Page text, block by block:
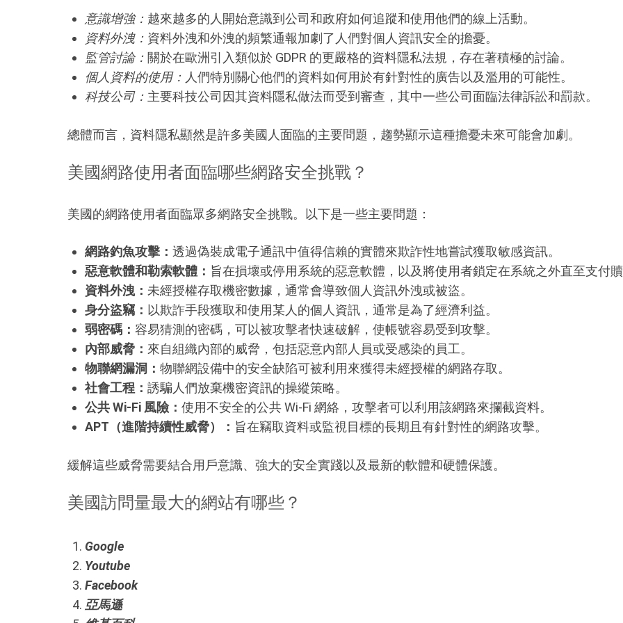
意識增強： 越來越多的人開始意識到公司和政府如何追蹤和使用他們的線上活動。
資料外洩： 資料外洩和外洩的頻繁通報加劇了人們對個人資訊安全的擔憂。
監管討論： 關於在歐洲引入類似於 GDPR 的更嚴格的資料隱私法規，存在著積極的討論。
個人資料的使用： 人們特別關心他們的資料如何用於有針對性的廣告以及濫用的可能性。
科技公司： 主要科技公司因其資料隱私做法而受到審查，其中一些公司面臨法律訴訟和罰款。
總體而言，資料隱私顯然是許多美國人面臨的主要問題，趨勢顯示這種擔憂未來可能會加劇。
美國網路使用者面臨哪些網路安全挑戰？
美國的網路使用者面臨眾多網路安全挑戰。以下是一些主要問題：
網路釣魚攻擊： 透過偽裝成電子通訊中值得信賴的實體來欺詐性地嘗試獲取敏感資訊。
惡意軟體和勒索軟體： 旨在損壞或停用系統的惡意軟體，以及將使用者鎖定在系統之外直至支付贖
資料外洩： 未經授權存取機密數據，通常會導致個人資訊外洩或被盜。
身分盜竊： 以欺詐手段獲取和使用某人的個人資訊，通常是為了經濟利益。
弱密碼： 容易猜測的密碼，可以被攻擊者快速破解，使帳號容易受到攻擊。
內部威脅： 來自組織內部的威脅，包括惡意內部人員或受感染的員工。
物聯網漏洞： 物聯網設備中的安全缺陷可被利用來獲得未經授權的網路存取。
社會工程： 誘騙人們放棄機密資訊的操縱策略。
公共 Wi-Fi 風險： 使用不安全的公共 Wi-Fi 網絡，攻擊者可以利用該網路來攔截資料。
APT（進階持續性威脅）： 旨在竊取資料或監視目標的長期且有針對性的網路攻擊。
緩解這些威脅需要結合用戶意識、強大的安全實踐以及最新的軟體和硬體保護。
美國訪問量最大的網站有哪些？
Google
Youtube
Facebook
亞馬遜